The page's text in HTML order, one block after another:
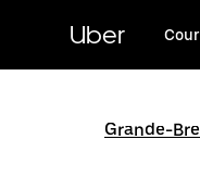
principal
Uber
Grande-